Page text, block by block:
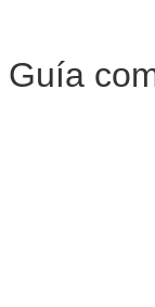
Guía